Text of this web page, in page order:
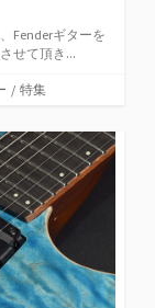
Fenderギターを
せて頂き...
/ 特集